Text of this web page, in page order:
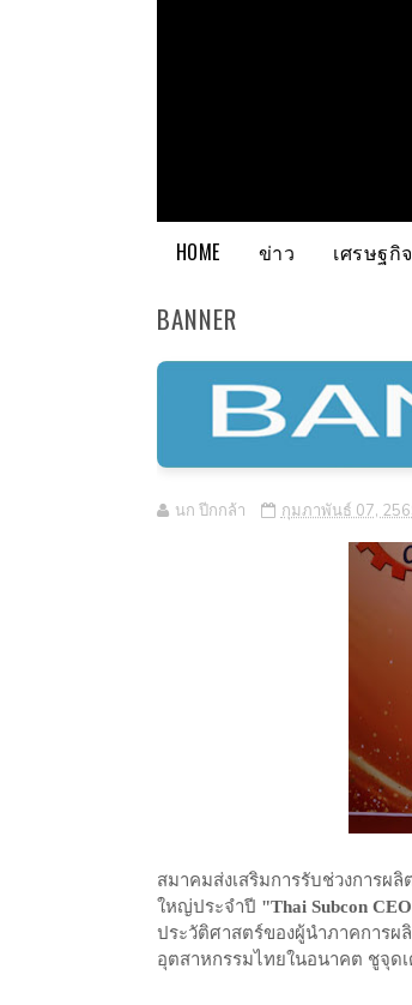
HOME ข่าว เศรษฐกิจ
BANNER
นก ปีกกล้า กุมภาพันธ์ 07,
สมาคมส่งเสริมการรับช่วงการผลิ
ใหญ่ประจำปี "Thai Subcon
ประวัติศาสตร์ของผู้นำภาคการผ
อุตสาหกรรมไทยในอนาคต ชูจุด